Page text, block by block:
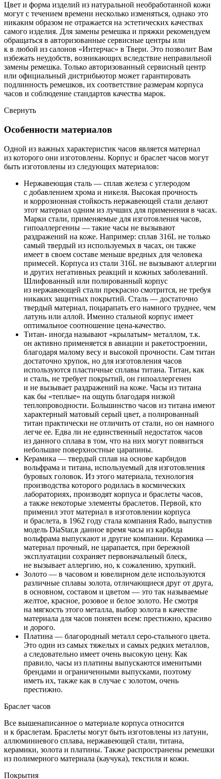
Цвет и форма изделий из натуральной необработанной кожи
могут с течением времени несколько изменяться, однако это
никаким образом не отражается на эстетических качествах
самого изделия. Для замены ремешка и пряжки рекомендуем
обращаться в авторизованные сервисные центры или
к в любой из салонов «Интерчас» в Твери. Это позволит Вам
избежать неудобств, возникающих вследствие неправильной
замены ремешка. Только авторизованный сервисный центр
или официальный дистрибьютор может гарантировать
подлинность ремешков, их соответствие размерам корпуса
часов и соблюдение стандартов качества марок.
Свернуть
Особенности материалов
Одной из важных характеристик часов является материал
из которого они изготовлены. Корпус и браслет часов могут
быть изготовлены из следующих материалов:
Нержавеющая сталь — сплав железа с углеродом
с добавлением хрома и никеля. Высокая прочность
и коррозионная стойкость нержавеющей стали делают
этот материал одним из лучших для применения в часах.
Марки стали, применяемые для изготовления часов,
гипоаллергенны — такие часы не вызывают
раздражений на коже. Например: сплав 316L не только
самый твердый из используемых в часах, он также
имеет в своем составе меньше вредных для человека
примесей. Корпуса из стали 316L не вызывают аллергии
и других негативных реакций и кожных заболеваний.
Шлифованный или полированный корпус
из нержавеющей стали прекрасно смотрится, не требуя
никаких защитных покрытий. Сталь — достаточно
твердый материал, поцарапать его намного труднее, чем
латунь или аллой. Именно стальной корпус имеет
оптимальное соотношение цена-качество.
Титан- иногда называют «крылатым» металлом, т.к.
он активно применяется в авиации и ракетостроении,
благодаря малому весу и высокой прочности. Сам титан
достаточно хрупок, но для изготовления часов
используются пластичные сплавы титана. Титан, как
и сталь, не требует покрытий, он гипоаллергенен
и не вызывает раздражений на коже. Часы из титана
как бы «теплые» на ощупь благодаря низкой
теплопроводности. Большинство часов из титана имеют
характерный матовый серый цвет, а полированный
титан практически не отличить от стали, но он намного
легче ее. Едва ли не единственный недостаток часов
из данного сплава в том, что на них могут появиться
небольшие поверхностные царапины.
Керамика — твердый сплав на основе карбидов
вольфрама и титана, используемый для изготовления
буровых головок. Из этого материала, технология
производства которого родилась в космических
лабораториях, производят корпуса и браслеты часов,
а также некоторые элементы браслетов. Первой, кто
применил этот материал в изготовлении корпуса
и браслета, в 1962 году стала компания Rado, выпустив
модель DiaStar,в данное время часы из карбида
вольфрама выпускают и другие компании. Керамика —
материал прочный, не царапается, при бережной
эксплуатации сохраняет первоначальный блеск,
не вызывает аллергию, но, к сожалению, хрупкий.
Золото — в часовом и ювелирном деле используются
различные сплавы золота, отличающиеся друг от друга,
в основном, составом и цветом — это так называемые
желтое, красное, розовое и белое золото. Не смотря
на мягкость этого металла, выбор золота в качестве
материала для часов понятен всем: престижно, красиво
и дорого.
Платина — благородный металл серо-стального цвета.
Это один из самых тяжелых и самых редких металлов,
а следовательно имеет очень высокую цену. Как
правило, часы из платины выпускаются именитыми
брендами и ограниченными выпусками, поэтому
иметь их, также как в случае с золотом, очень
престижно.
Браслет часов
Все вышенаписанное о материале корпуса относится
и к браслетам. Браслеты могут быть изготовлены из латуни,
аллюминиевого сплава, нержавеющей стали, титана,
керамики, золота и платины. Также распространены ремешки
из полимерного материала (каучука), текстиля и кожи.
Покрытия